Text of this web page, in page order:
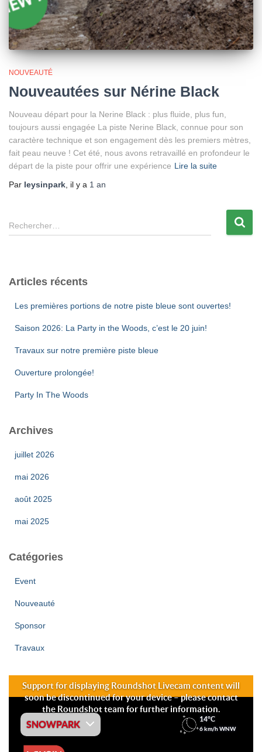
NOUVEAUTÉ
Nouveautées sur Nérine Black
Nouveau départ pour la Nerine Black : plus fluide, plus fun,
toujours aussi engagée La piste Nerine Black, connue pour son
caractère technique et son engagement dès les premiers mètres,
fait peau neuve ! Cet été, nous avons retravaillé en profondeur le
départ de la piste pour offrir une expérience Lire la suite
Par leysinpark , il y a 1 an
Rechercher…
Articles récents
Les premières portions de notre piste bleue sont ouvertes!
Saison 2026: La Party in the Woods, c’est le 20 juin!
Travaux sur notre première piste bleue
Ouverture prolongée!
Party In The Woods
Archives
juillet 2026
mai 2026
août 2025
mai 2025
Catégories
Event
Nouveauté
Sponsor
Travaux